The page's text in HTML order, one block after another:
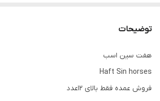
توضیحات
هفت سین اسب
Haft Sin horses
فروش عمده فقط بالای ۱۲عدد